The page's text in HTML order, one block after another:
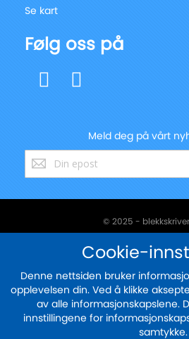
Se kart
Følg oss på
Meld deg på vårt
Registrer
deg
vårt
© 2025 -
Sikker betaling med
Cookie-
Denne nettsiden bruker
opplevelsen din. Ved å klikke
av alle informasjonskapslene.
innstillingene for
samtykke.